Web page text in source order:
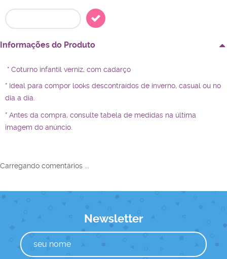
Informações do Produto
* Coturno infantil verniz, com cadarço
* Ideal para compor looks descontraídos de inverno, casual ou no
dia a dia.
* Antes da compra, consulte tabela de medidas na última
imagem do anúncio.
Carregando comentários ...
Newsletter